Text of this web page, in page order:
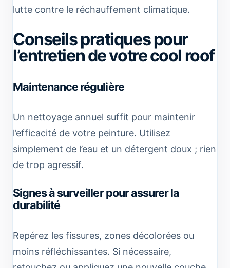
lutte contre le réchauffement climatique.
Conseils pratiques pour
l’entretien de votre cool roof
Maintenance régulière
Un nettoyage annuel suffit pour maintenir
l’efficacité de votre peinture. Utilisez
simplement de l’eau et un détergent doux ; rien
de trop agressif.
Signes à surveiller pour assurer la
durabilité
Repérez les fissures, zones décolorées ou
moins réfléchissantes. Si nécessaire,